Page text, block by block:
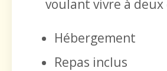
voulant vivre à deux
Hébergement
Repas inclus